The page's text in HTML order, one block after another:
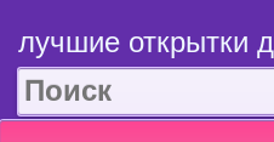
лучшие открытки